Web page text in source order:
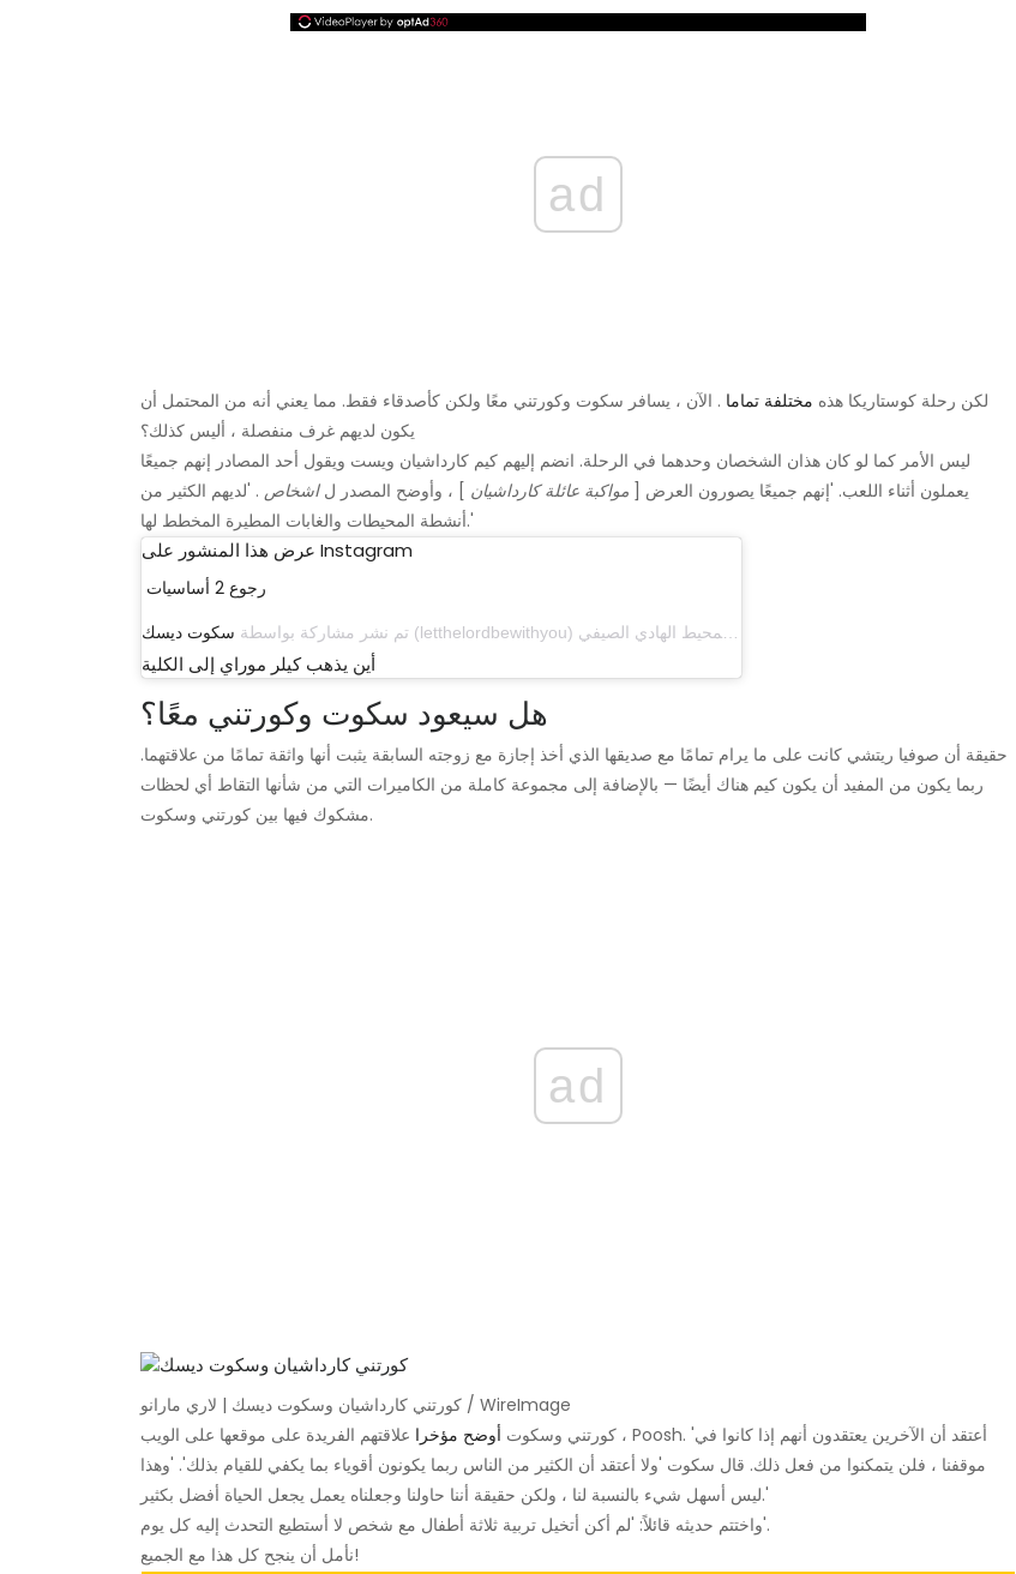
ad
لكن رحلة كوستاريكا هذه مختلفة تماما . الآن ، يسافر سكوت وكورتني معًا ولكن كأصدقاء فقط. مما يعني أنه من المحتمل أن
يكون لديهم غرف منفصلة ، أليس كذلك؟
ليس الأمر كما لو كان هذان الشخصان وحدهما في الرحلة. انضم إليهم كيم كارداشيان ويست ويقول أحد المصادر إنهم جميعًا
يعملون أثناء اللعب. 'إنهم جميعًا يصورون العرض [ مواكبة عائلة كارداشيان ] ، وأوضح المصدر لاشخاص . 'لديهم الكثير من
أنشطة المحيطات والغابات المطيرة المخطط لها.'
عرض هذا المنشور على Instagram
رجوع 2 أساسيات
تم نشر مشاركة بواسطة سكوت ديسك
أين يذهب كيلر موراي إلى الكلية
هل سيعود سكوت وكورتني معًا؟
حقيقة أن صوفيا ريتشي كانت على ما يرام تمامًا مع صديقها الذي أخذ إجازة مع زوجته السابقة يثبت أنها واثقة تمامًا من علاقتهما.
ربما يكون من المفيد أن يكون كيم هناك أيضًا — بالإضافة إلى مجموعة كاملة من الكاميرات التي من شأنها التقاط أي لحظات
مشكوك فيها بين كورتني وسكوت.
ad
كورتني كارداشيان وسكوت ديسك | لاري مارانو / WireImage
كورتني وسكوت أوضح مؤخرا علاقتهم الفريدة على موقعها على الويب ، Poosh. 'أعتقد أن الآخرين يعتقدون أنهم إذا كانوا في
موقفنا ، فلن يتمكنوا من فعل ذلك. قال سكوت 'ولا أعتقد أن الكثير من الناس ربما يكونون أقوياء بما يكفي للقيام بذلك'. 'وهذا
ليس أسهل شيء بالنسبة لنا ، ولكن حقيقة أننا حاولنا وجعلناه يعمل يجعل الحياة أفضل بكثير.'
واختتم حديثه قائلاً: 'لم أكن أتخيل تربية ثلاثة أطفال مع شخص لا أستطيع التحدث إليه كل يوم'.
نأمل أن ينجح كل هذا مع الجميع!